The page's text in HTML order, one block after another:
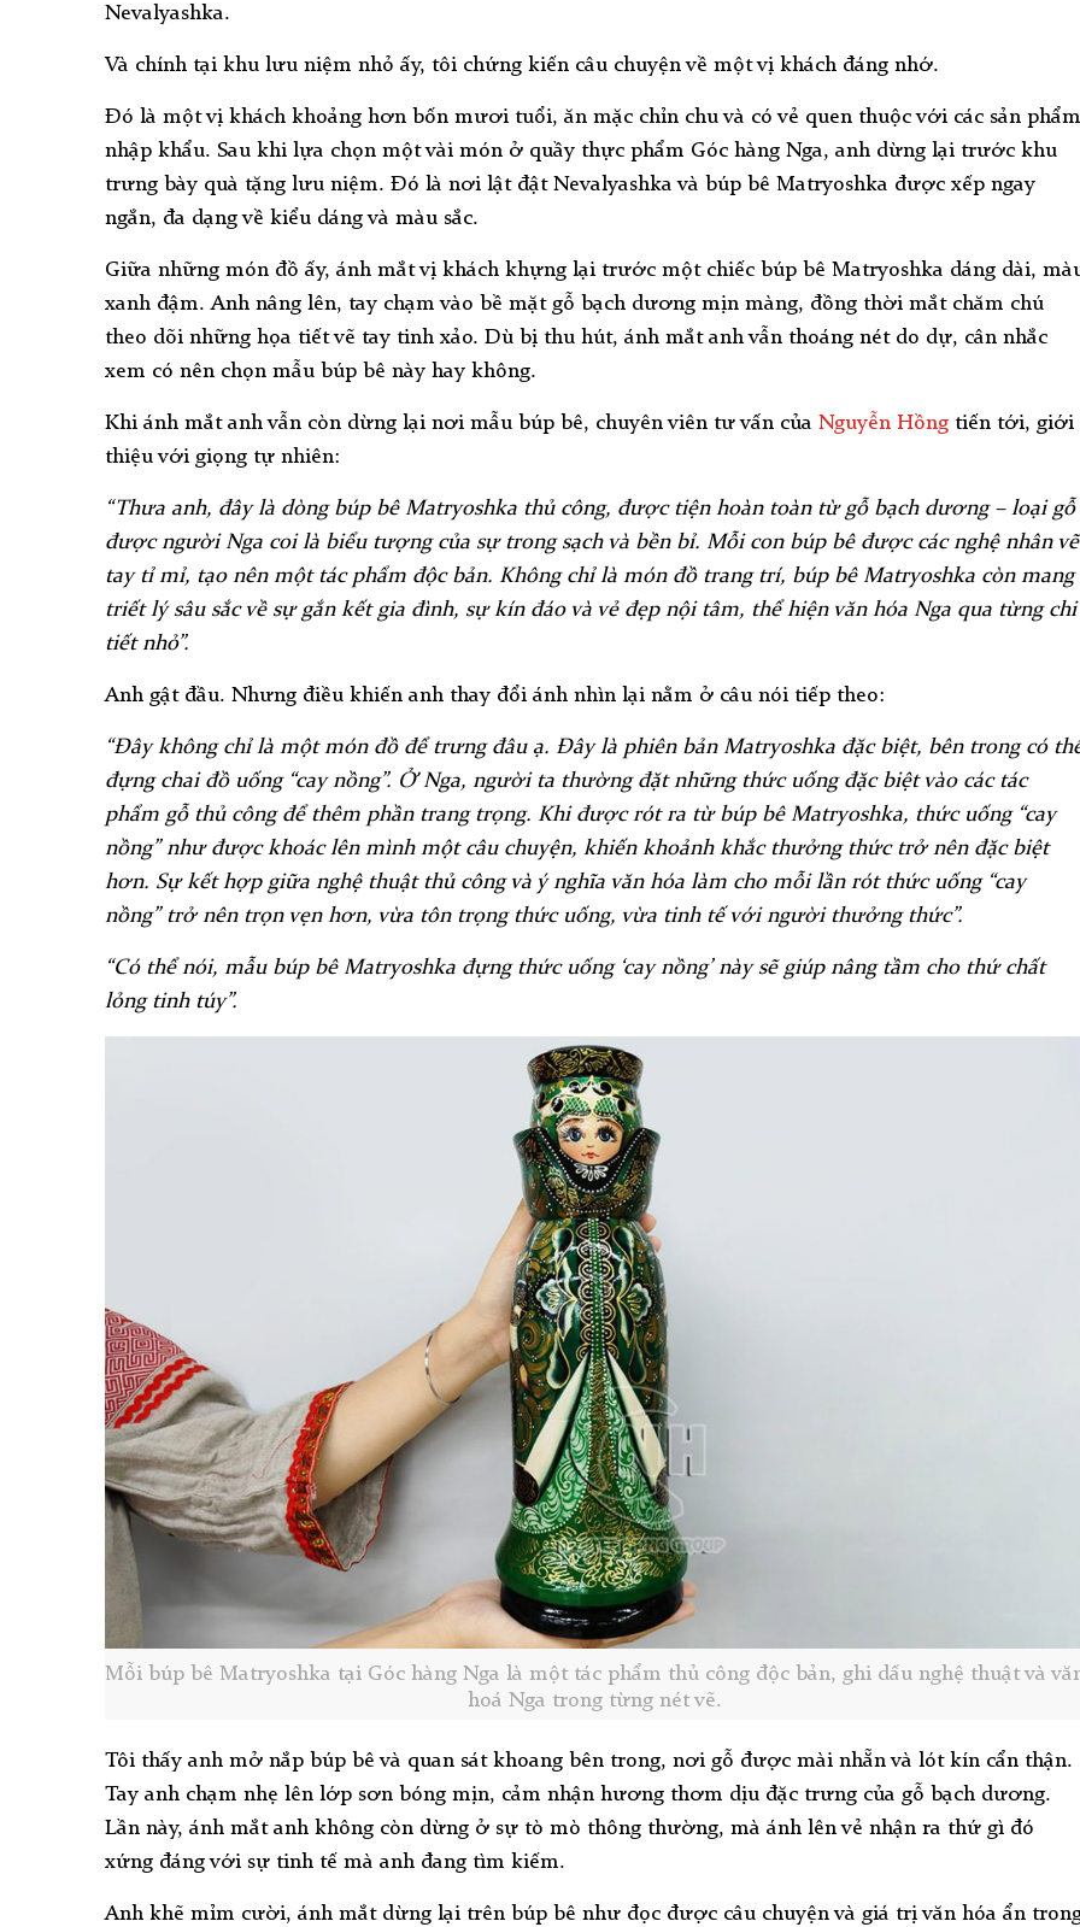
Nevalyashka.
Và chính tại khu lưu niệm nhỏ ấy, tôi chứng kiến câu chuyện về một vị khách đáng nhớ.
Đó là một vị khách khoảng hơn bốn mươi tuổi, ăn mặc chỉn chu và có vẻ quen thuộc với các sản phẩm
nhập khẩu. Sau khi lựa chọn một vài món ở quầy thực phẩm Góc hàng Nga, anh dừng lại trước khu
trưng bày quà tặng lưu niệm. Đó là nơi lật đật Nevalyashka và búp bê Matryoshka được xếp ngay
ngắn, đa dạng về kiểu dáng và màu sắc.
Giữa những món đồ ấy, ánh mắt vị khách khựng lại trước một chiếc búp bê Matryoshka dáng dài,
xanh đậm. Anh nâng lên, tay chạm vào bề mặt gỗ bạch dương mịn màng, đồng thời mắt chăm chú
theo dõi những họa tiết vẽ tay tinh xảo. Dù bị thu hút, ánh mắt anh vẫn thoáng nét do dự, cân nhắc
xem có nên chọn mẫu búp bê này hay không.
Khi ánh mắt anh vẫn còn dừng lại nơi mẫu búp bê, chuyên viên tư vấn của Nguyễn Hồng tiến tới, giới
thiệu với giọng tự nhiên:
“Thưa anh, đây là dòng búp bê Matryoshka thủ công, được tiện hoàn toàn từ gỗ bạch dương – loại gỗ
được người Nga coi là biểu tượng của sự trong sạch và bền bỉ. Mỗi con búp bê được các nghệ nhân vẽ
tay tỉ mỉ, tạo nên một tác phẩm độc bản. Không chỉ là món đồ trang trí, búp bê Matryoshka còn mang
triết lý sâu sắc về sự gắn kết gia đình, sự kín đáo và vẻ đẹp nội tâm, thể hiện văn hóa Nga qua từng chi
tiết nhỏ”.
Anh gật đầu. Nhưng điều khiến anh thay đổi ánh nhìn lại nằm ở câu nói tiếp theo:
“Đây không chỉ là một món đồ để trưng đâu ạ. Đây là phiên bản Matryoshka đặc biệt, bên trong có
đựng chai đồ uống “cay nồng”. Ở Nga, người ta thường đặt những thức uống đặc biệt vào các tác
phẩm gỗ thủ công để thêm phần trang trọng. Khi được rót ra từ búp bê Matryoshka, thức uống “cay
nồng” như được khoác lên mình một câu chuyện, khiến khoảnh khắc thưởng thức trở nên đặc biệt
hơn. Sự kết hợp giữa nghệ thuật thủ công và ý nghĩa văn hóa làm cho mỗi lần rót thức uống “cay
nồng” trở nên trọn vẹn hơn, vừa tôn trọng thức uống, vừa tinh tế với người thưởng thức”.
“Có thể nói, mẫu búp bê Matryoshka đựng thức uống ‘cay nồng’ này sẽ giúp nâng tầm cho thứ chất
lỏng tinh túy”.
Mỗi búp bê Matryoshka tại Góc hàng Nga là một tác phẩm thủ công độc bản, ghi dấu nghệ thuật và
hoá Nga trong từng nét vẽ.
Tôi thấy anh mở nắp búp bê và quan sát khoang bên trong, nơi gỗ được mài nhẵn và lót kín cẩn thận.
Tay anh chạm nhẹ lên lớp sơn bóng mịn, cảm nhận hương thơm dịu đặc trưng của gỗ bạch dương.
Lần này, ánh mắt anh không còn dừng ở sự tò mò thông thường, mà ánh lên vẻ nhận ra thứ gì đó
xứng đáng với sự tinh tế mà anh đang tìm kiếm.
Anh khẽ mỉm cười, ánh mắt dừng lại trên búp bê như đọc được câu chuyện và giá trị văn hóa ẩn